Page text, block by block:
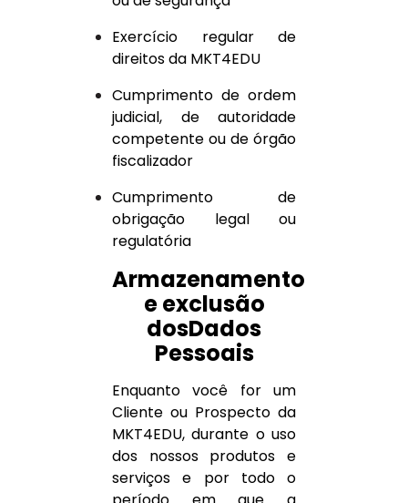
Exercício regular de
direitos da MKT4EDU
Cumprimento de ordem
judicial, de autoridade
competente ou de órgão
fiscalizador
Cumprimento de
obrigação legal ou
regulatória
Armazenamento
e exclusão
dosDados
Pessoais
Enquanto você for um
Cliente ou Prospecto da
MKT4EDU, durante o uso
dos nossos produtos e
serviços e por todo o